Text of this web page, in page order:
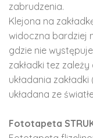
zabrudzenia.
Klejona na
widoczna bardziej
gdzie nie
zakładki tez
układania
układana ze
Fototapeta